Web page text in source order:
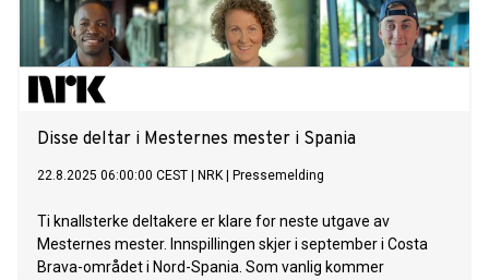
Disse deltar i Mesternes mester i Spania
22.8.2025 06:00:00 CEST NRK Pressemelding
Ti knallsterke deltakere er klare for neste utgave av
Mesternes mester. Innspillingen skjer i september i Costa
Brava-området i Nord-Spania. Som vanlig kommer